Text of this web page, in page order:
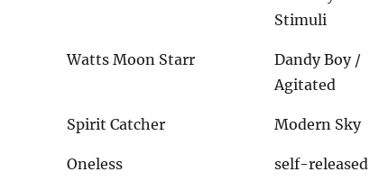
Stimuli
Watts Moon Starr
Dandy Boy /
Agitated
Spirit Catcher Modern Sky
Oneless self-released